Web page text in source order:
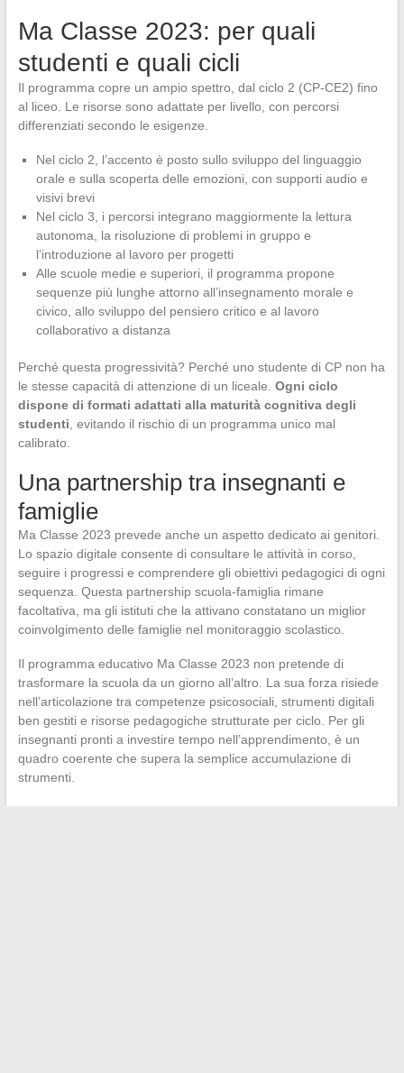
Ma Classe 2023: per quali
studenti e quali cicli
Il programma copre un ampio spettro, dal ciclo 2 (CP-CE2) fino
al liceo. Le risorse sono adattate per livello, con percorsi
differenziati secondo le esigenze.
Nel ciclo 2, l’accento è posto sullo sviluppo del linguaggio
orale e sulla scoperta delle emozioni, con supporti audio e
visivi brevi
Nel ciclo 3, i percorsi integrano maggiormente la lettura
autonoma, la risoluzione di problemi in gruppo e
l’introduzione al lavoro per progetti
Alle scuole medie e superiori, il programma propone
sequenze più lunghe attorno all’insegnamento morale e
civico, allo sviluppo del pensiero critico e al lavoro
collaborativo a distanza
Perché questa progressività? Perché uno studente di CP non ha
le stesse capacità di attenzione di un liceale. Ogni ciclo
dispone di formati adattati alla maturità cognitiva degli
studenti, evitando il rischio di un programma unico mal
calibrato.
Una partnership tra insegnanti e
famiglie
Ma Classe 2023 prevede anche un aspetto dedicato ai genitori.
Lo spazio digitale consente di consultare le attività in corso,
seguire i progressi e comprendere gli obiettivi pedagogici di ogni
sequenza. Questa partnership scuola-famiglia rimane
facoltativa, ma gli istituti che la attivano constatano un miglior
coinvolgimento delle famiglie nel monitoraggio scolastico.
Il programma educativo Ma Classe 2023 non pretende di
trasformare la scuola da un giorno all’altro. La sua forza risiede
nell’articolazione tra competenze psicosociali, strumenti digitali
ben gestiti e risorse pedagogiche strutturate per ciclo. Per gli
insegnanti pronti a investire tempo nell’apprendimento, è un
quadro coerente che supera la semplice accumulazione di
strumenti.